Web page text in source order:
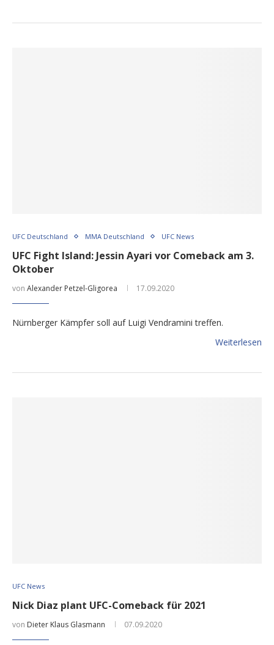
UFC Deutschland MMA Deutschland UFC News
UFC Fight Island: Jessin Ayari vor Comeback am 3.
Oktober
von Alexander Petzel-Gligorea 17.09.2020
Nürnberger Kämpfer soll auf Luigi Vendramini treffen.
Weiterlesen
UFC News
Nick Diaz plant UFC-Comeback für 2021
von Dieter Klaus Glasmann 07.09.2020